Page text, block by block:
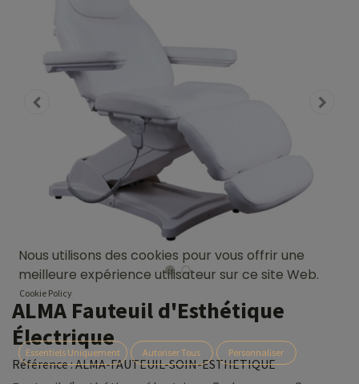
ALMA Fauteuil d'Esthétique
Électrique
Référence :ALMA-FAUTEUIL-SOIN-ESTHETIQUE
Nous utilisons des cookies pour vous offrir une
meilleure expérience utilisateur sur ce site Web.
Cookie Policy
Essentiels Uniquement Autoriser Tous Personnaliser